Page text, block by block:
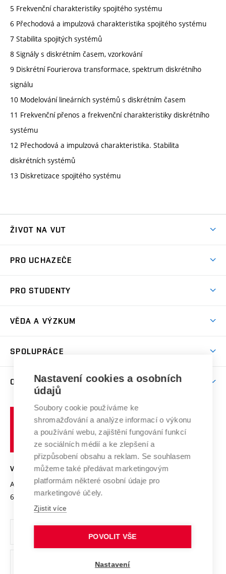
5 Frekvenční charakteristiky spojitého systému
6 Přechodová a impulzová charakteristika spojitého systému
7 Stabilita spojitých systémů
8 Signály s diskrétním časem, vzorkování
9 Diskrétní Fourierova transformace, spektrum diskrétního
signálu
10 Modelování lineárních systémů s diskrétním časem
11 Frekvenční přenos a frekvenční charakteristiky diskrétního
systému
12 Přechodová a impulzová charakteristika. Stabilita
diskrétních systémů
13 Diskretizace spojitého systému
ŽIVOT NA VUT
Koleje
Sport na VUT
Brno
PRO UCHAZEČE
Dny otevřených dveří
Celoživotní vzdělávání
E-přihláška
PRO STUDENTY
Harmonogram akademického roku
Závěrečné práce
Doktorské studium
Zpracování osobních údajů studentů
Sociální bezpečí
Studium bez bariér
Podpora podnikání
VĚDA A VÝZKUM
Mezinárodní vědecká rada
Systém zajišťování kvality výzkumu
Výzkumné infrastruktury
Transfer znalostí
Open Science
Projekty
Projekty ze strukturálních fondů
Specifický výzkum
SPOLUPRÁCE
Zahraniční spolupráce
Spolupráce se školami
Služby univerzity
Mezinárodní dohody
Univerzitní sítě
O UNIVERZITĚ
Profil univerzity
Udržitelná univerzita
Podnikavá univerzita / ContriBUTe
Bezpečná univerzita
Vyznamenání
Organizační struktura
Ochrana osobních údajů
odkaz)
učení
technické
VYSOKÉ UČENÍ TECHNICKÉ V BRNĚ
Antonínská 548/1
602 00 Brno
www.vut.cz
vut@vutbr.cz
Nastavení cookies a osobních
údajů
Soubory cookie používáme ke
shromažďování a analýze informací o výkonu
a používání webu, zajištění fungování funkcí
ze sociálních médií a ke zlepšení a
přizpůsobení obsahu a reklam. Se souhlasem
můžeme také předávat marketingovým
platformám některé osobní údaje pro
marketingové účely.
Zjistit více
POVOLIT VŠE
Nastavení